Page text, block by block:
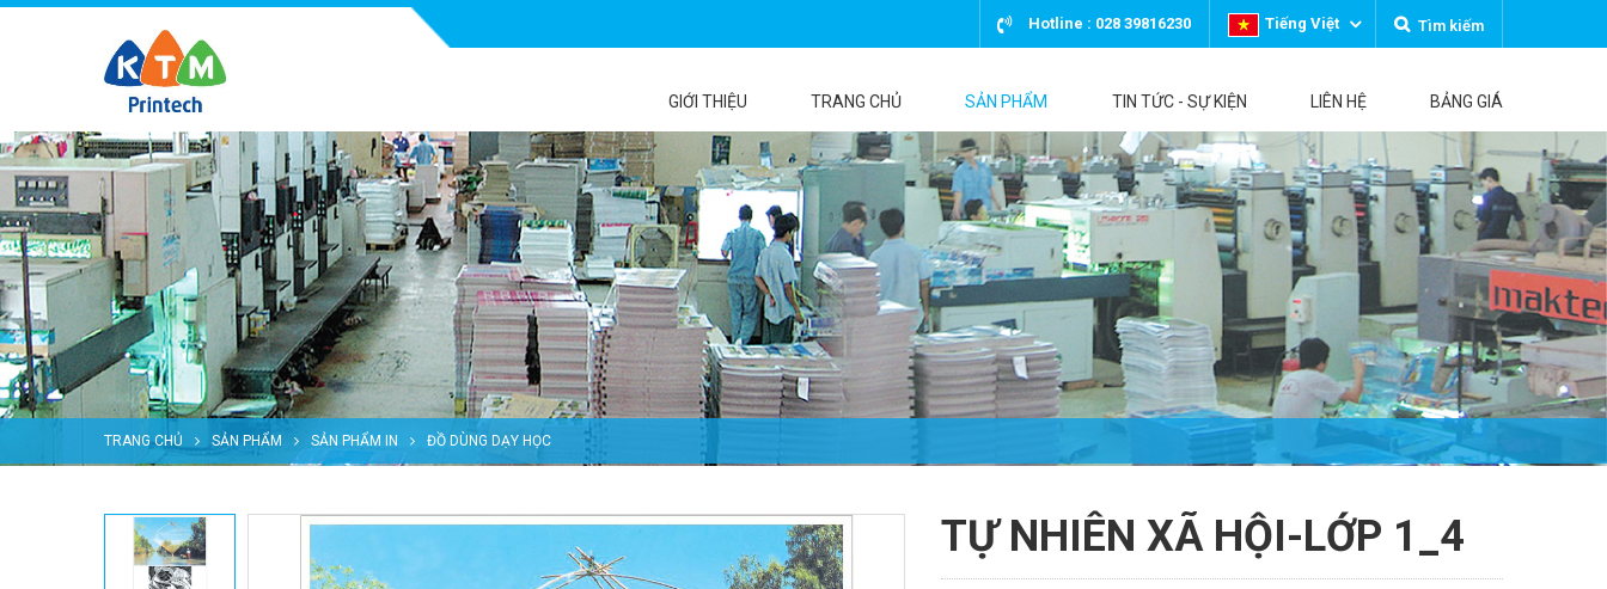
Tìm kiếm
Tiếng Việt
Hotline : 028 39816230
GIỚI THIỆU TRANG CHỦ SẢN PHẨM TIN TỨC - SỰ KIỆN LIÊN HỆ BẢNG GIÁ
TRANG CHỦ SẢN PHẨM SẢN PHẨM IN ĐỒ DÙNG DẠY HỌC
TỰ NHIÊN XÃ HỘI-LỚP 1_4